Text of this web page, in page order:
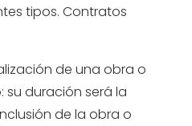
tipos. Contratos
de una obra o
su duración será la
de la obra o